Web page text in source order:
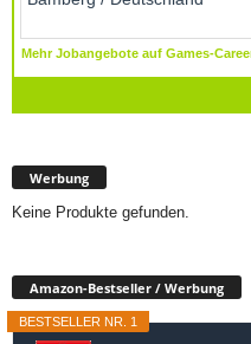
Werbung
Keine Produkte gefunden.
Amazon-Bestseller / Werbung
BESTSELLER NR. 1